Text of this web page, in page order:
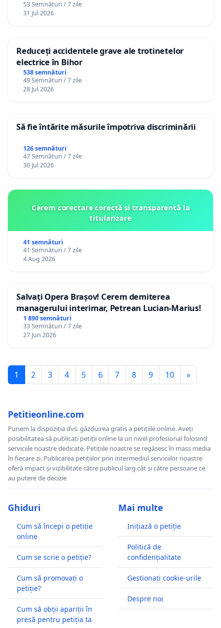
12 ani
53 Semnături / 7 zile
31 Jul 2026
Reduceți accidentele grave ale trotinetelor
electrice în Bihor
538 semnături
49 Semnături / 7 zile
28 Jul 2026
Să fie întărite măsurile împotriva discriminării
126 semnături
47 Semnături / 7 zile
30 Jul 2026
Cerem corectare corectă și transparentă la
titularizare
41 semnături
41 Semnături / 7 zile
4 Aug 2026
Salvați Opera Brașov! Cerem demiterea
managerului interimar, Petrean Lucian-Marius!
1 890 semnături
33 Semnături / 7 zile
27 Jun 2026
1 2 3 4 5 6 7 8 9 10 »
Petitieonline.com
Punem la dispoziția dvs. găzduirea gratis a petițiile online. Aveți
posibilitatea să publicați petiții online la un nivel profesional folosind
serviciile noastre dedicate. Petițiile noastre se regăsesc în mass media
în fiecare zi. Publicarea petițiilor prin intermediul serviciilor noastre
oferă impact și vizibilitate către publicul larg cât și către persoane ce
au putere de decizie
Ghiduri
Cum să începi o petiție
online
Cum se scrie o petiție?
Cum să promovați o
petiție?
Cum să obții apariții în
presă pentru petiția ta
Mai multe
Inițiază o petiție
Politică de
confidențialitate
Gestionați cookie-urile
Despre noi